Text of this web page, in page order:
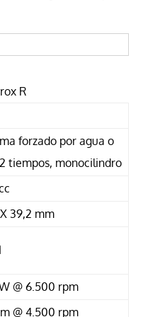
R
forzado por agua o
tiempos, monocilindro
39,2 mm
@ 6.500 rpm
@ 4.500 rpm